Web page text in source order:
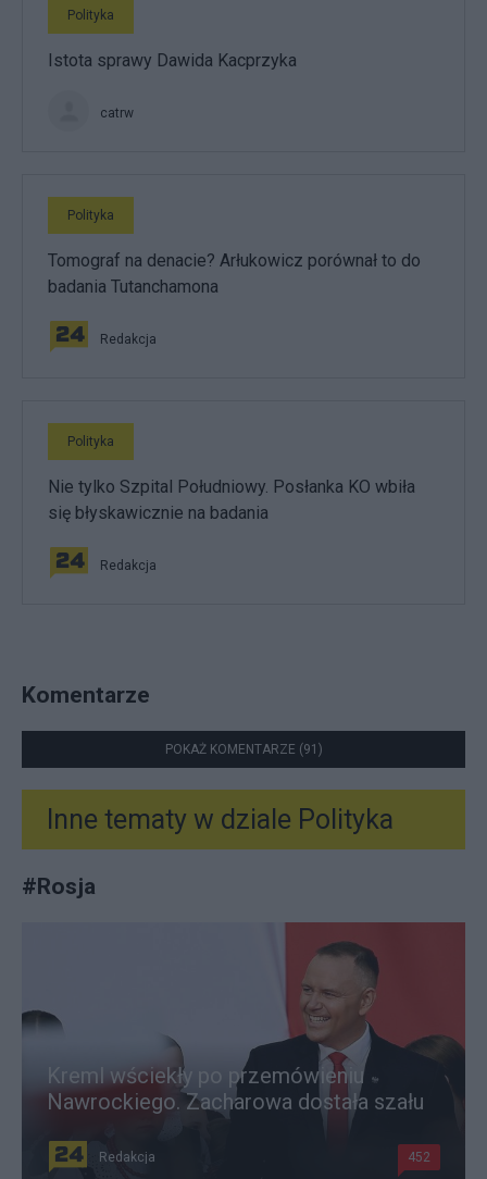
Polityka
Istota sprawy Dawida Kacprzyka
catrw
Polityka
Tomograf na denacie? Arłukowicz porównał to do
badania Tutanchamona
Redakcja
Polityka
Nie tylko Szpital Południowy. Posłanka KO wbiła
się błyskawicznie na badania
Redakcja
Komentarze
POKAŻ KOMENTARZE (91)
Inne tematy w dziale Polityka
#Rosja
Kreml wściekły po przemówieniu
Nawrockiego. Zacharowa dostała szału
Redakcja 452